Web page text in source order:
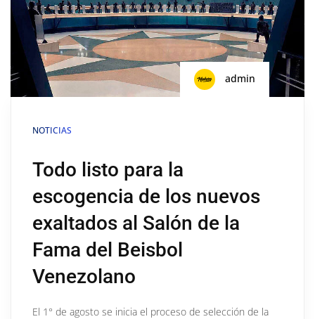
admin
NOTICIAS
Todo listo para la
escogencia de los nuevos
exaltados al Salón de la
Fama del Beisbol
Venezolano
El 1° de agosto se inicia el proceso de selección de la